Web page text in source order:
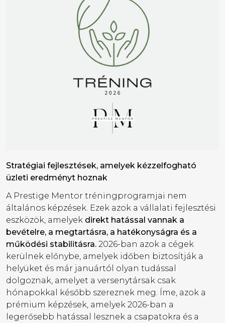
Stratégiai fejlesztések, amelyek kézzelfogható
üzleti eredményt hoznak
A Prestige Mentor tréningprogramjai nem
általános képzések. Ezek azok a vállalati fejlesztési
eszközök, amelyek direkt hatással vannak a
bevételre, a megtartásra, a hatékonyságra és a
működési stabilitásra. 2026-ban azok a cégek
kerülnek előnybe, amelyek időben biztosítják a
helyüket és már januártól olyan tudással
dolgoznak, amelyet a versenytársak csak
hónapokkal később szereznek meg. Íme, azok a
prémium képzések, amelyek 2026-ban a
legerősebb hatással lesznek a csapatokra és a